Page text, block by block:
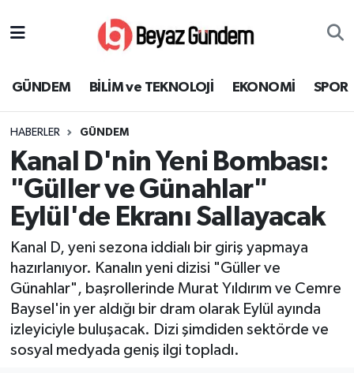
GÜNDEM BİLİM ve TEKNOLOJİ EKONOMİ SPOR
HABERLER GÜNDEM
Kanal D'nin Yeni Bombası:
"Güller ve Günahlar"
Eylül'de Ekranı Sallayacak
Kanal D, yeni sezona iddialı bir giriş yapmaya
hazırlanıyor. Kanalın yeni dizisi "Güller ve
Günahlar", başrollerinde Murat Yıldırım ve Cemre
Baysel'in yer aldığı bir dram olarak Eylül ayında
izleyiciyle buluşacak. Dizi şimdiden sektörde ve
sosyal medyada geniş ilgi topladı.
EKONOMİ
SPOR
SAĞLIK
EĞİTİM
KÜLTÜR SANAT
MAGAZİN
Süper Lig Puan Durumu ve Fikstür
Tüm Manşetler
Son Dakika Haberleri
Haber Arşivi